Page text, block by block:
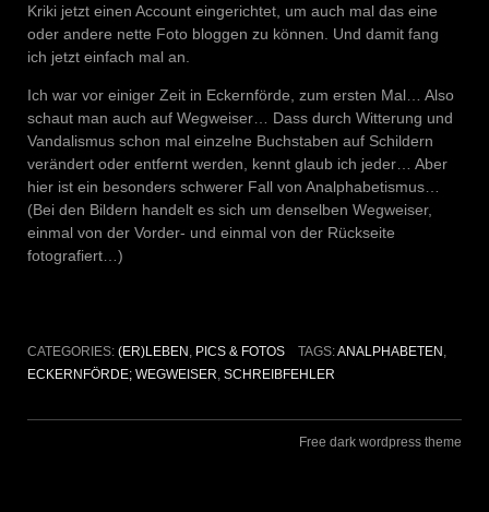
Kriki jetzt einen Account eingerichtet, um auch mal das eine
oder andere nette Foto bloggen zu können. Und damit fang
ich jetzt einfach mal an.
Ich war vor einiger Zeit in Eckernförde, zum ersten Mal… Also
schaut man auch auf Wegweiser… Dass durch Witterung und
Vandalismus schon mal einzelne Buchstaben auf Schildern
verändert oder entfernt werden, kennt glaub ich jeder… Aber
hier ist ein besonders schwerer Fall von Analphabetismus…
(Bei den Bildern handelt es sich um denselben Wegweiser,
einmal von der Vorder- und einmal von der Rückseite
fotografiert…)
CATEGORIES: (ER)LEBEN PICS & FOTOS TAGS:ANALPHABETEN
ECKERNFÖRDE; WEGWEISER SCHREIBFEHLER
Free dark wordpress theme